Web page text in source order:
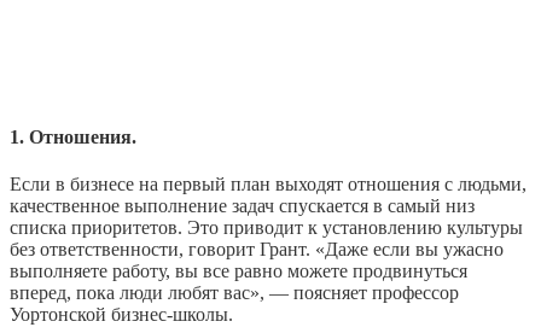
1. Отношения.
Если в бизнесе на первый план выходят отношения с людьми,
качественное выполнение задач спускается в самый низ
списка приоритетов. Это приводит к установлению культуры
без ответственности, говорит Грант. «Даже если вы ужасно
выполняете работу, вы все равно можете продвинуться
вперед, пока люди любят вас», — поясняет профессор
Уортонской бизнес-школы.